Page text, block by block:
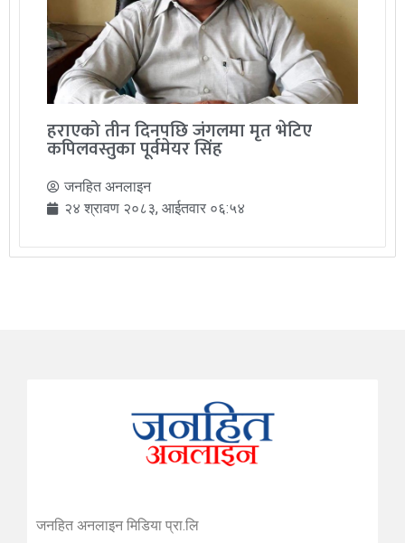
हराएको तीन दिनपछि जंगलमा मृत भेटिए
कपिलवस्तुका पूर्वमेयर सिंह
जनहित अनलाइन
२४ श्रावण २०८३, आईतवार ०६:५४
जनहित अनलाइन मिडिया प्रा.लि